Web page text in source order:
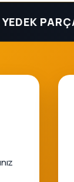
PARÇA ✦